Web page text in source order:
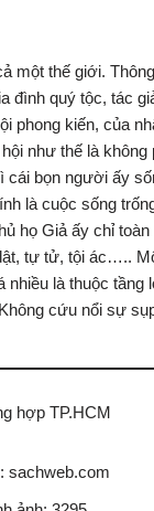
một thế giới.
đình quý tộc, tác
phong kiến, của
như thế là
cái bọn người ấy
là cuộc sống
họ Giả ấy chỉ
tự tử, tội ác…..
nhiều là thuộc
cứu nổi sự
hợp TP.HCM
sachweb.com